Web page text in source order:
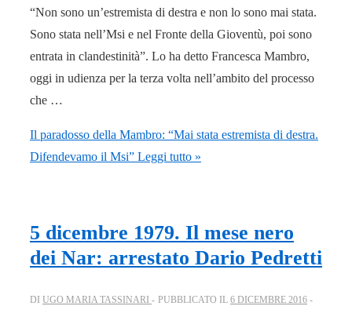
“Non sono un’estremista di destra e non lo sono mai stata.
Sono stata nell’Msi e nel Fronte della Gioventù, poi sono
entrata in clandestinità”. Lo ha detto Francesca Mambro,
oggi in udienza per la terza volta nell’ambito del processo
che …
Il paradosso della Mambro: “Mai stata estremista di destra.
Difendevamo il Msi” Leggi tutto »
5 dicembre 1979. Il mese nero
dei Nar: arrestato Dario Pedretti
DI UGO MARIA TASSINARI PUBBLICATO IL 6 DICEMBRE 2016